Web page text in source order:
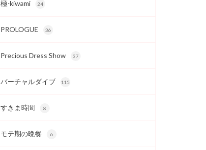
極-kiwami 24
PROLOGUE 36
Precious Dress Show 37
バーチャルダイブ 115
すきま時間 8
モテ期の晩餐 6